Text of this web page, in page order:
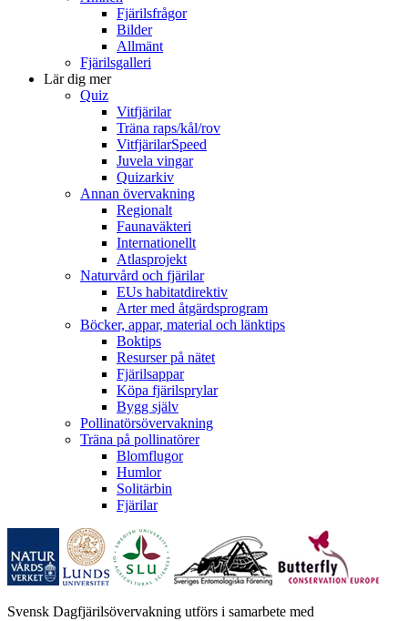
Fjärilsfrågor
Bilder
Allmänt
Fjärilsgalleri
Lär dig mer
Quiz
Vitfjärilar
Träna raps/kål/rov
VitfjärilarSpeed
Juvela vingar
Quizarkiv
Annan övervakning
Regionalt
Faunaväkteri
Internationellt
Atlasprojekt
Naturvård och fjärilar
EUs habitatdirektiv
Arter med åtgärdsprogram
Böcker, appar, material och länktips
Boktips
Resurser på nätet
Fjärilsappar
Köpa fjärilsprylar
Bygg själv
Pollinatörsövervakning
Träna på pollinatörer
Blomflugor
Humlor
Solitärbin
Fjärilar
Svensk Dagfjärilsövervakning utförs i samarbete med